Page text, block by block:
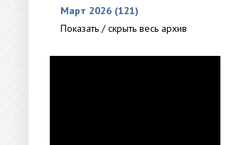
Март 2026 (121)
Показать / скрыть весь архив